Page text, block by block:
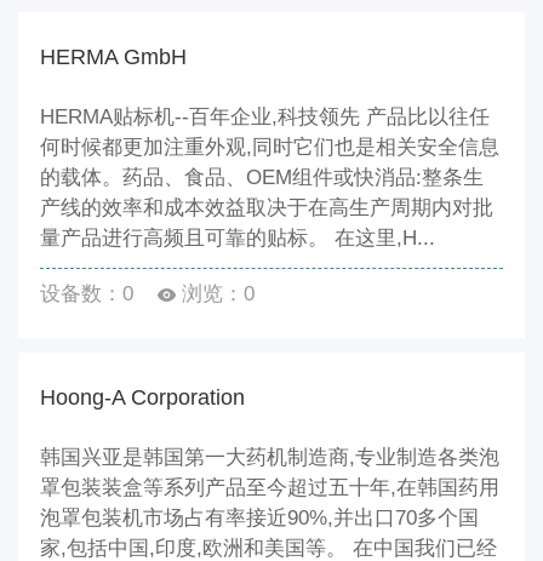
HERMA GmbH
HERMA贴标机--百年企业,科技领先 产品比以往任
何时候都更加注重外观,同时它们也是相关安全信息
的载体。药品、食品、OEM组件或快消品:整条生
产线的效率和成本效益取决于在高生产周期内对批
量产品进行高频且可靠的贴标。 在这里,H...
设备数：0 浏览：0
Hoong-A Corporation
韩国兴亚是韩国第一大药机制造商,专业制造各类泡
罩包装装盒等系列产品至今超过五十年,在韩国药用
泡罩包装机市场占有率接近90%,并出口70多个国
家,包括中国,印度,欧洲和美国等。 在中国我们已经